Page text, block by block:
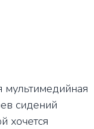
мультимедийная
сидений
хочется